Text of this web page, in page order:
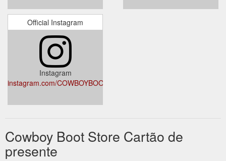
Official Instagram
Instagram
instagram.com/COWBOYBOOTSTORE
Cowboy Boot Store Cartão de
presente